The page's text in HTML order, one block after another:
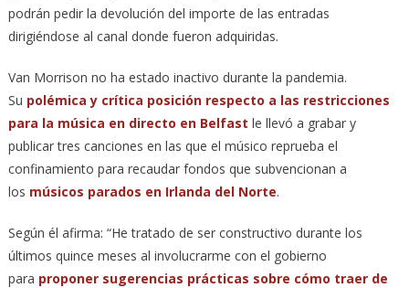
podrán pedir la devolución del importe de las entradas
dirigiéndose al canal donde fueron adquiridas.
Van Morrison no ha estado inactivo durante la pandemia.
Su polémica y crítica posición respecto a las restricciones
para la música en directo en Belfast le llevó a grabar y
publicar tres canciones en las que el músico reprueba el
confinamiento para recaudar fondos que subvencionan a
los músicos parados en Irlanda del Norte.
Según él afirma: “He tratado de ser constructivo durante los
últimos quince meses al involucrarme con el gobierno
para proponer sugerencias prácticas sobre cómo traer de